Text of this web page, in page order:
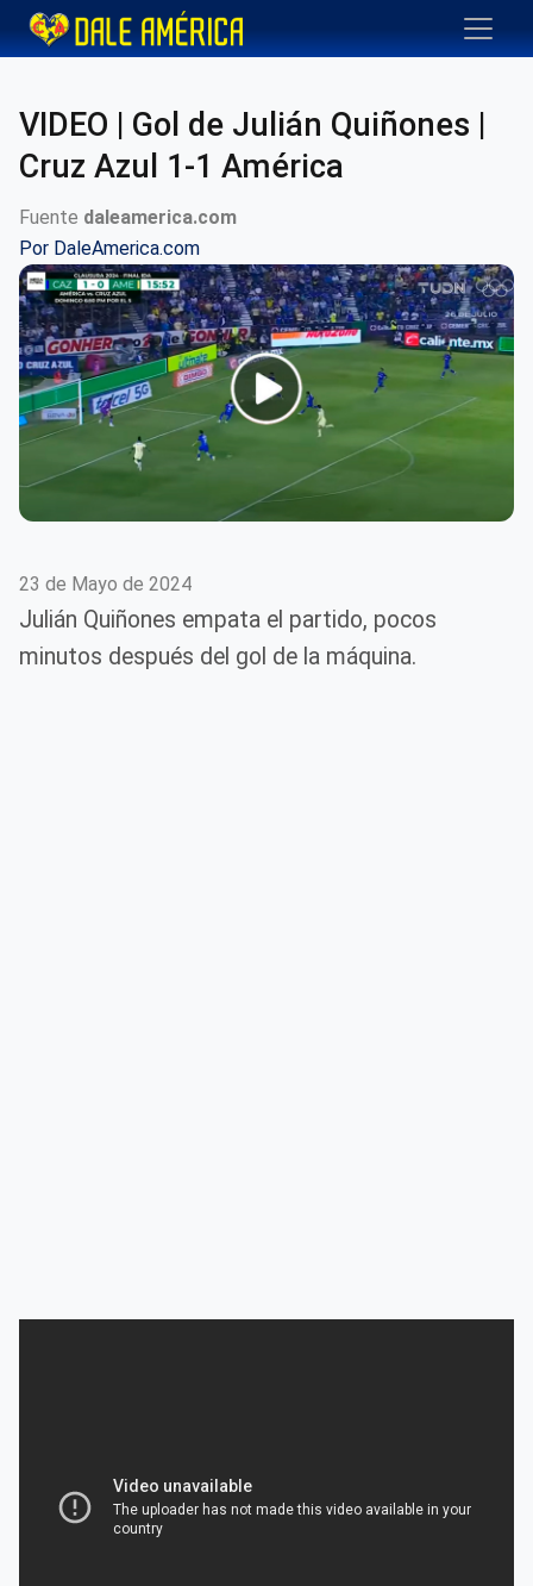
VIDEO | Gol de Julián Quiñones |
Cruz Azul 1-1 América
Fuente daleamerica.com
Por DaleAmerica.com
23 de Mayo de 2024
Julián Quiñones empata el partido, pocos
minutos después del gol de la máquina.